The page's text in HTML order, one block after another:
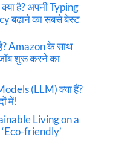
है? अपनी Typing
बढ़ाने का सबसे बेस्ट
Amazon के साथ
शुरू करने का
(LLM) क्या हैं?
में!
Living on a
friendly’